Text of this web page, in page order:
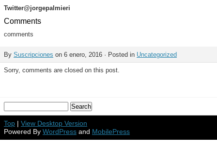
Twitter@jorgepalmieri
Comments
comments
By Suscripciones on 6 enero, 2016 · Posted in Uncategorized
Sorry, comments are closed on this post.
Top | View Desktop Version
Powered By WordPress and MobilePress